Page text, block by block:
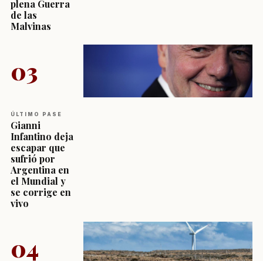
plena Guerra
de las
Malvinas
03
ÚLTIMO PASE
Gianni
Infantino deja
escapar que
sufrió por
Argentina en
el Mundial y
se corrige en
vivo
04